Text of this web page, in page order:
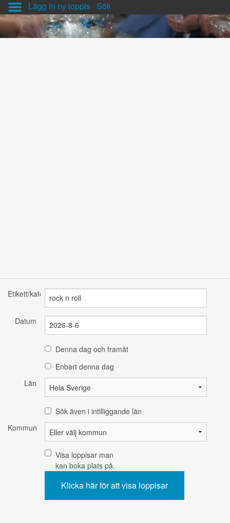
Lägg in ny loppis Sök
Etikett/kategori
Datum
Denna dag och framåt
Enbart denna dag
Län
Sök även i intilliggande län
Kommun
Visa loppisar man
kan boka plats på.